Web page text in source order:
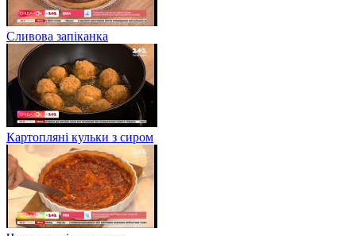
Сливова запіканка
Картопляні кульки з сиром